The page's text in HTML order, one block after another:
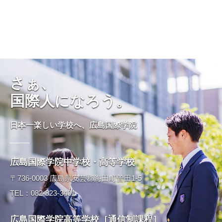
さぁ、
国際人になろう。
日本一楽しい学校へ、広島国際学院
広島国際学院中学校・高等学校
〒736-0003 広島県安芸郡海田町曽田1-5
TEL：082-823-3401
広島国際学院高等学校［通信制課程］